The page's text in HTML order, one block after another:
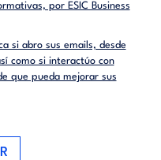
por ESIC Business
si abro sus emails, desde
como si interactúo con
que pueda mejorar sus